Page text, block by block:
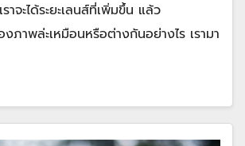
าจะได้ระยะเลนส์ที่เพิ่มขึ้น แล้ว
ภาพล่ะเหมือนหรือต่างกันอย่างไร เรามา